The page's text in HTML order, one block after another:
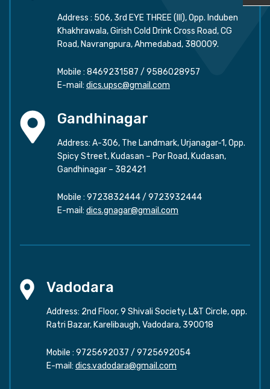
Address : 506, 3rd EYE THREE (III), Opp. Induben
Khakhrawala, Girish Cold Drink Cross Road, CG
Road, Navrangpura, Ahmedabad, 380009.
Mobile : 8469231587 / 9586028957
E-mail: dics.upsc@gmail.com
Gandhinagar
Address: A-306, The Landmark, Urjanagar-1, Opp.
Spicy Street, Kudasan – Por Road, Kudasan,
Gandhinagar – 382421
Mobile : 9723832444/ 9723932444
E-mail: dics.gnagar@gmail.com
Vadodara
Address: 2nd Floor, 9 Shivali Society, L&T Circle, opp.
Ratri Bazar, Karelibaugh, Vadodara, 390018
Mobile : 9725692037 / 9725692054
E-mail: dics.vadodara@gmail.com